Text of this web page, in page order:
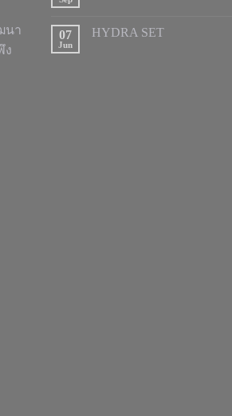
นา
ง
07
Jun
HYDRA SET